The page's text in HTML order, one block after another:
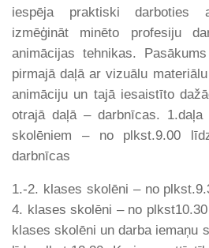
iespēja praktiski darboties
izmēģināt minēto profesiju
animācijas tehnikas.
pirmajā daļā ar vizuālu
animāciju un tajā iesaistīto
otrajā daļā – darbnīcas.
skolēniem – no plkst.9.00
darbnīcas
1.-2. klases skolēni – no
4. klases skolēni – no
klases skolēni un darba iemaņu